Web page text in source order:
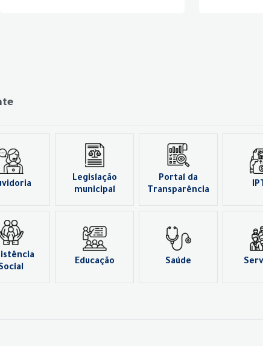
Legislação
municipal
Portal da
Transparência
Educação Saúde